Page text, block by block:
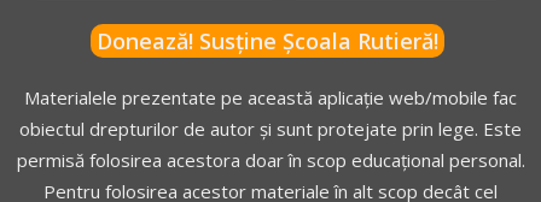
Donează! Susține Școala Rutieră!
Materialele prezentate pe această aplicație web/mobile fac
obiectul drepturilor de autor și sunt protejate prin lege. Este
permisă folosirea acestora doar în scop educațional personal.
Pentru folosirea acestor materiale în alt scop decât cel